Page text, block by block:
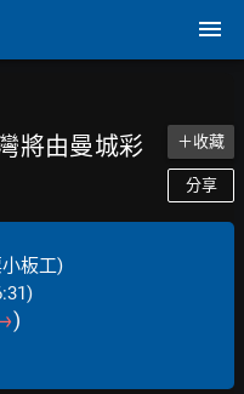
將由曼城彩
＋收藏
分享
板工)
)